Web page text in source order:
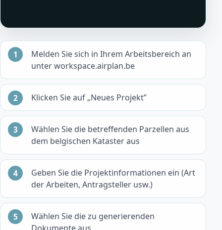
Melden Sie sich in Ihrem Arbeitsbereich an
unter workspace.airplan.be
Klicken Sie auf „Neues Projekt”
Wählen Sie die betreffenden Parzellen aus
dem belgischen Kataster aus
Geben Sie die Projektinformationen ein (Art
der Arbeiten, Antragsteller usw.)
Wählen Sie die zu generierenden